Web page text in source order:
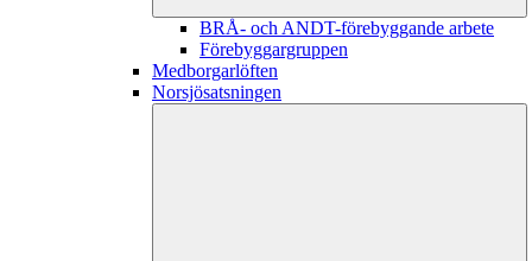
BRÅ- och ANDT-förebyggande arbete
Förebyggargruppen
Medborgarlöften
Norsjösatsningen